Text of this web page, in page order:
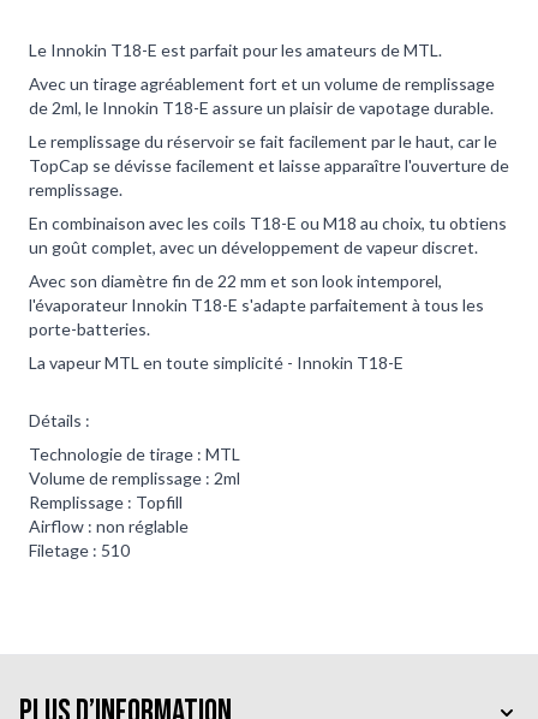
Le Innokin T18-E est parfait pour les amateurs de MTL.
Avec un tirage agréablement fort et un volume de remplissage
de 2ml, le Innokin T18-E assure un plaisir de vapotage durable.
Le remplissage du réservoir se fait facilement par le haut, car le
TopCap se dévisse facilement et laisse apparaître l'ouverture de
remplissage.
En combinaison avec les coils T18-E ou M18 au choix, tu obtiens
un goût complet, avec un développement de vapeur discret.
Avec son diamètre fin de 22 mm et son look intemporel,
l'évaporateur Innokin T18-E s'adapte parfaitement à tous les
porte-batteries.
La vapeur MTL en toute simplicité - Innokin T18-E
Détails :
Technologie de tirage : MTL
Volume de remplissage : 2ml
Remplissage : Topfill
Airflow : non réglable
Filetage : 510